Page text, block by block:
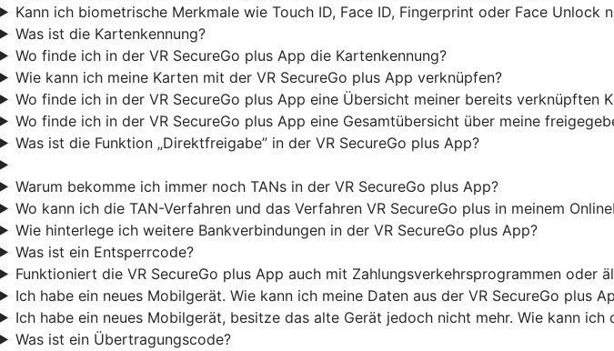
Kann ich biometrische Merkmale wie Touch ID, Face ID, Fingerprint oder Face Unlock
Was ist die Kartenkennung?
Wo finde ich in der VR SecureGo plus App die Kartenkennung?
Wie kann ich meine Karten mit der VR SecureGo plus App verknüpfen?
Wo finde ich in der VR SecureGo plus App eine Übersicht meiner bereits verknüpften
Wo finde ich in der VR SecureGo plus App eine Gesamtübersicht über meine
Was ist die Funktion „Direktfreigabe” in der VR SecureGo plus App?
Warum bekomme ich immer noch TANs in der VR SecureGo plus App?
Wo kann ich die TAN-Verfahren und das Verfahren VR SecureGo plus in meinem
Wie hinterlege ich weitere Bankverbindungen in der VR SecureGo plus App?
Was ist ein Entsperrcode?
Funktioniert die VR SecureGo plus App auch mit Zahlungsverkehrsprogrammen oder
Ich habe ein neues Mobilgerät. Wie kann ich meine Daten aus der VR SecureGo plus
Ich habe ein neues Mobilgerät, besitze das alte Gerät jedoch nicht mehr. Wie kann
Was ist ein Übertragungscode?